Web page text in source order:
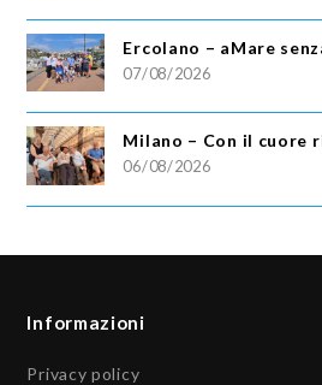
Ercolano – aMare
07/08/2026
Milano – Con il cuore
06/08/2026
Informazioni
Privacy policy